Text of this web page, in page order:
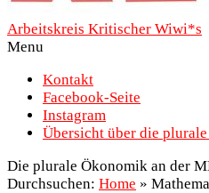
Arbeitskreis Kritischer Wiwi*s
Menu
Kontakt
Facebook-Seite
Instagram
Übersicht über die
Die plurale Ökonomik an der
Durchsuchen: Home »